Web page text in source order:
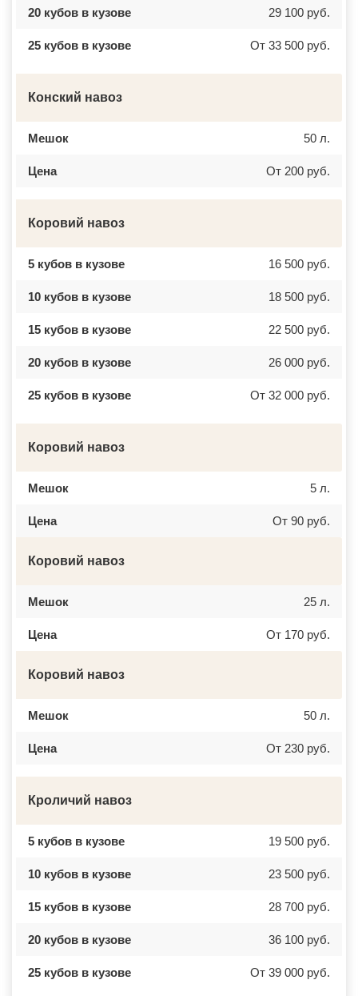
20 кубов в кузове 29 100 руб.
25 кубов в кузове От 33 500 руб.
Конский навоз
Мешок 50 л.
Цена От 200 руб.
Коровий навоз
5 кубов в кузове 16 500 руб.
10 кубов в кузове 18 500 руб.
15 кубов в кузове 22 500 руб.
20 кубов в кузове 26 000 руб.
25 кубов в кузове От 32 000 руб.
Коровий навоз
Мешок 5 л.
Цена От 90 руб.
Коровий навоз
Мешок 25 л.
Цена От 170 руб.
Коровий навоз
Мешок 50 л.
Цена От 230 руб.
Кроличий навоз
5 кубов в кузове 19 500 руб.
10 кубов в кузове 23 500 руб.
15 кубов в кузове 28 700 руб.
20 кубов в кузове 36 100 руб.
25 кубов в кузове От 39 000 руб.